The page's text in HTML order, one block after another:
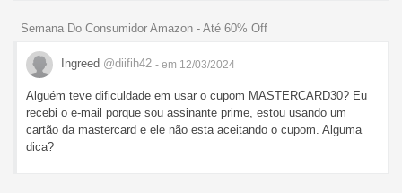
Semana Do Consumidor Amazon - Até 60% Off
Ingreed @diifih42 - em 12/03/2024
Alguém teve dificuldade em usar o cupom MASTERCARD30? Eu
recebi o e-mail porque sou assinante prime, estou usando um
cartão da mastercard e ele não esta aceitando o cupom. Alguma
dica?